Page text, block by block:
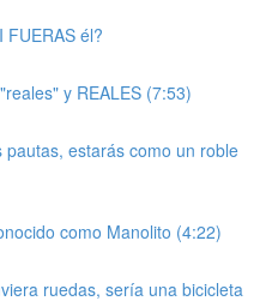
él?
y REALES (7:53)
pautas, estarás como un roble
como Manolito (4:22)
ruedas, sería una bicicleta